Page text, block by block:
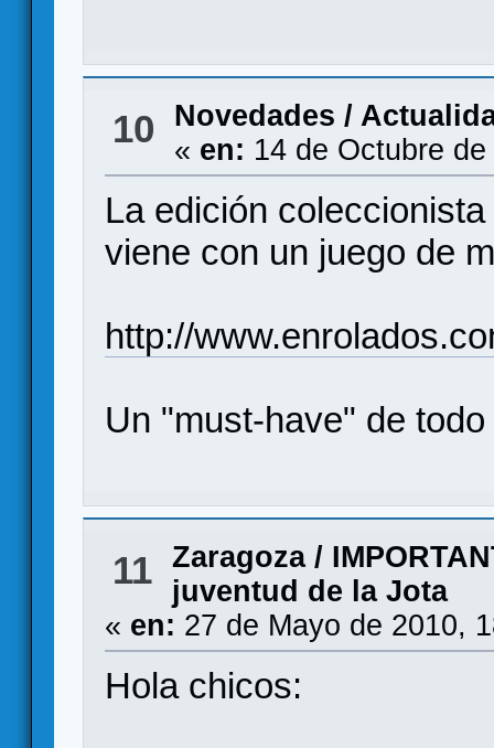
10
Novedades /
« en: 14 de Octubre
La edición
viene con un juego de
http://
Un "must-have" de
11 Zaragoza/
juventud de la Jota
« en: 27 de Mayo de 2010,
Hola chicos: